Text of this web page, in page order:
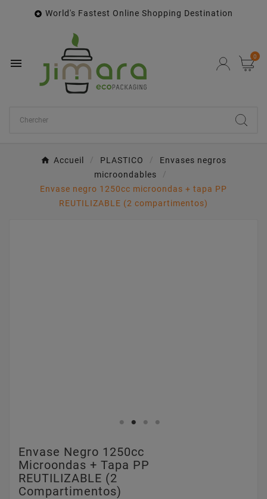
 World's Fastest Online Shopping Destination
 0
Accueil PLASTICO
Envases negros
microondables
Envase negro 1250cc microondas + tapa PP
REUTILIZABLE (2 compartimentos)
Envase Negro 1250cc
Microondas + Tapa PP
REUTILIZABLE (2
Compartimentos)